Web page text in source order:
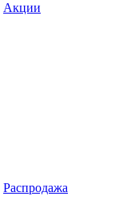
Акции
Распродажа